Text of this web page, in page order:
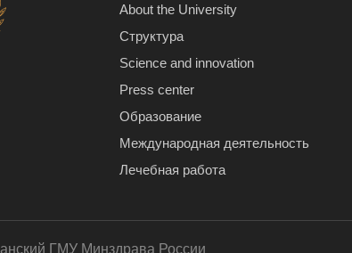
About the University
Структура
Science and innovation
Press center
Образование
Международная деятельность
Лечебная работа
ГМУ Минздрава России